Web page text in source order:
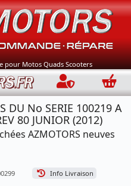
pour Motos Quads Scooters
Connection
DU No SERIE 100219 A
80 JUNIOR (2012)
AZMOTORS neuves
Info Livraison